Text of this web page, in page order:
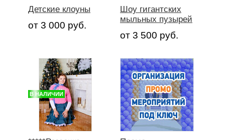
Детские клоуны
от 3 000 руб.
Шоу гигантских
мыльных пузырей
от 3 500 руб.
В НАЛИЧИИ